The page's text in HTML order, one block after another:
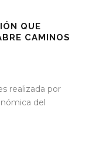
QUE
CAMINOS
realizada por
del